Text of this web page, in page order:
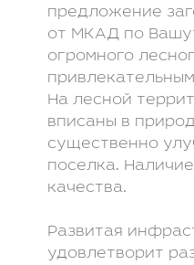
Видеообзоры:
предложение
от МКАД по
огромного
На лесной
вписаны в
существенно
поселка.
качества.
Развитая
удовлетворит